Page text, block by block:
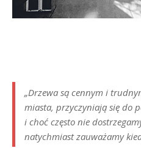
„Drzewa są cennym i
miasta, przyczyniają się do
i choć często nie
natychmiast zauważamy